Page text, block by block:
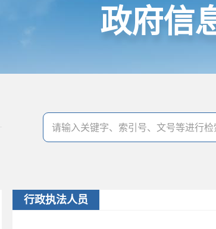
政府信
行政执法人员